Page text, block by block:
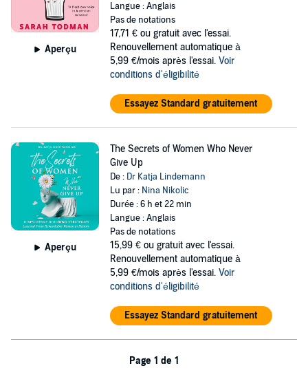
Aperçu
Langue : Anglais
Pas de notations
17,71 € ou gratuit avec l'essai.
Renouvellement automatique à
5,99 €/mois après l'essai. Voir
conditions d'éligibilité
Essayez Standard gratuitement
Aperçu
The Secrets of Women Who Never
Give Up
De : Dr Katja Lindemann
Lu par : Nina Nikolic
Durée : 6 h et 22 min
Langue : Anglais
Pas de notations
15,99 € ou gratuit avec l'essai.
Renouvellement automatique à
5,99 €/mois après l'essai. Voir
conditions d'éligibilité
Essayez Standard gratuitement
Page 1 de 1